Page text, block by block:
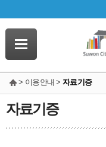
> 이용안내 > 자료기증
자료기증